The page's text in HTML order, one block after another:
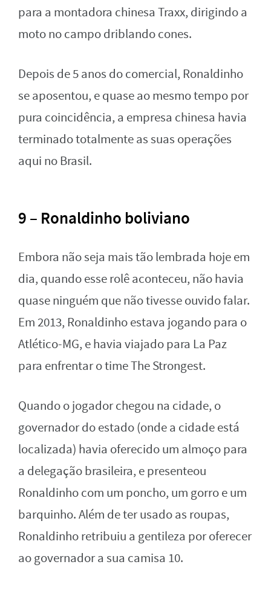
para a montadora chinesa Traxx, dirigindo a
moto no campo driblando cones.
Depois de 5 anos do comercial, Ronaldinho
se aposentou, e quase ao mesmo tempo por
pura coincidência, a empresa chinesa havia
terminado totalmente as suas operações
aqui no Brasil.
9 – Ronaldinho boliviano
Embora não seja mais tão lembrada hoje em
dia, quando esse rolê aconteceu, não havia
quase ninguém que não tivesse ouvido falar.
Em 2013, Ronaldinho estava jogando para o
Atlético-MG, e havia viajado para La Paz
para enfrentar o time The Strongest.
Quando o jogador chegou na cidade, o
governador do estado (onde a cidade está
localizada) havia oferecido um almoço para
a delegação brasileira, e presenteou
Ronaldinho com um poncho, um gorro e um
barquinho. Além de ter usado as roupas,
Ronaldinho retribuiu a gentileza por oferecer
ao governador a sua camisa 10.